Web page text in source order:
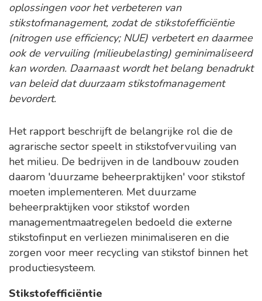
oplossingen voor het verbeteren van
stikstofmanagement, zodat de stikstofefficiëntie
(nitrogen use efficiency; NUE) verbetert en daarmee
ook de vervuiling (milieubelasting) geminimaliseerd
kan worden. Daarnaast wordt het belang benadrukt
van beleid dat duurzaam stikstofmanagement
bevordert.
Het rapport beschrijft de belangrijke rol die de
agrarische sector speelt in stikstofvervuiling van
het milieu. De bedrijven in de landbouw zouden
daarom 'duurzame beheerpraktijken' voor stikstof
moeten implementeren. Met duurzame
beheerpraktijken voor stikstof worden
managementmaatregelen bedoeld die externe
stikstofinput en verliezen minimaliseren en die
zorgen voor meer recycling van stikstof binnen het
productiesysteem.
Stikstofefficiëntie